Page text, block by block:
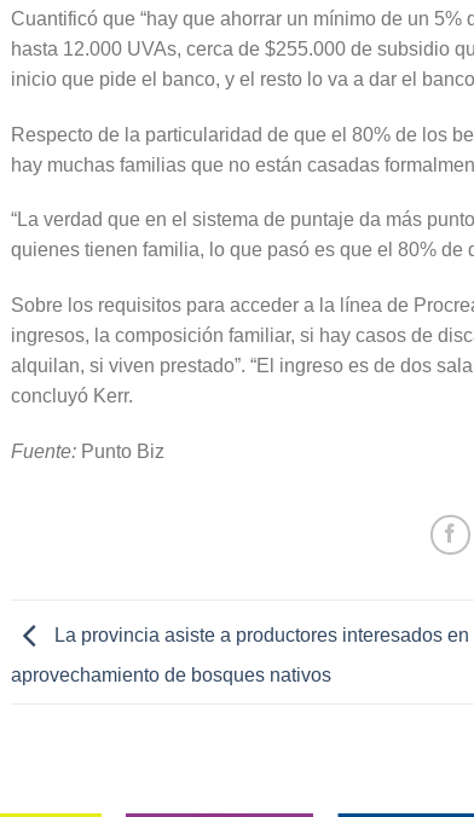
Cuantificó que “hay que ahorrar un mínimo de un
hasta 12.000 UVAs, cerca de $255.000 de subsidio
inicio que pide el banco, y el resto lo va a dar el
Respecto de la particularidad de que el 80% de los
hay muchas familias que no están casadas
“La verdad que en el sistema de puntaje da más
quienes tienen familia, lo que pasó es que el 80%
Sobre los requisitos para acceder a la línea de
ingresos, la composición familiar, si hay casos de
alquilan, si viven prestado”. “El ingreso es de dos
concluyó Kerr.
Fuente: Punto Biz
La provincia asiste a productores interesados en
aprovechamiento de bosques nativos